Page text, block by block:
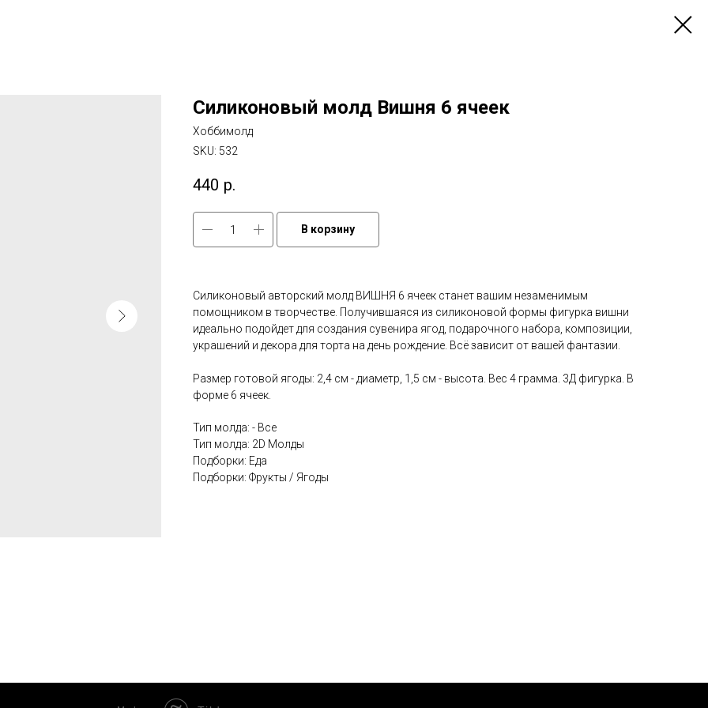
Силиконовый молд Вишня 6 ячеек
Хоббимолд
SKU: 532
440 р.
В корзину
Силиконовый авторский молд ВИШНЯ 6 ячеек станет вашим незаменимым
помощником в творчестве. Получившаяся из силиконовой формы фигурка вишни
идеально подойдет для создания сувенира ягод, подарочного набора, композиции,
украшений и декора для торта на день рождение. Всё зависит от вашей фантазии.
Размер готовой ягоды: 2,4 см - диаметр, 1,5 см - высота. Вес 4 грамма. 3Д фигурка. В
форме 6 ячеек.
Тип молда: - Все
Тип молда: 2D Молды
Подборки: Еда
Подборки: Фрукты / Ягоды